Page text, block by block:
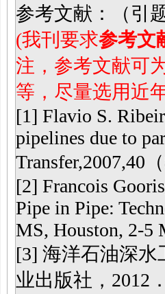
参考文献：（引
(我刊要求参考文
注，参考文献可
等，尽量选用近
[1] Flavio S.
pipelines due to
Transfer,2007,40
[2] Francois
Pipe in Pipe:
MS, Houston, 2-5
[3] 海洋石油深
业出版社，2012．